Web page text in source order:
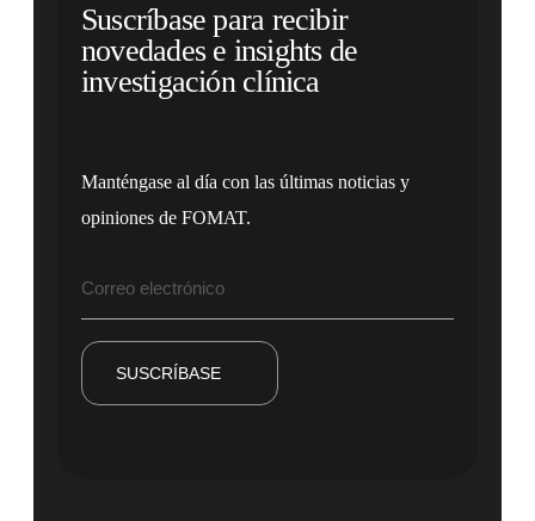
Suscríbase para recibir
novedades e insights de
investigación clínica
Manténgase al día con las últimas noticias y
opiniones de FOMAT.
SUSCRÍBASE